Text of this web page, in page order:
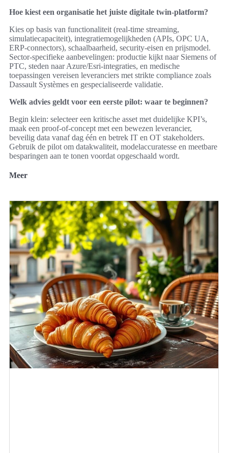
Hoe kiest een organisatie het juiste digitale twin-platform?
Kies op basis van functionaliteit (real-time streaming,
simulatiecapaciteit), integratiemogelijkheden (APIs, OPC UA,
ERP-connectors), schaalbaarheid, security-eisen en prijsmodel.
Sector-specifieke aanbevelingen: productie kijkt naar Siemens of
PTC, steden naar Azure/Esri-integraties, en medische
toepassingen vereisen leveranciers met strikte compliance zoals
Dassault Systèmes en gespecialiseerde validatie.
Welk advies geldt voor een eerste pilot: waar te beginnen?
Begin klein: selecteer een kritische asset met duidelijke KPI’s,
maak een proof-of-concept met een bewezen leverancier,
beveilig data vanaf dag één en betrek IT en OT stakeholders.
Gebruik de pilot om datakwaliteit, modelaccuratesse en meetbare
besparingen aan te tonen voordat opgeschaald wordt.
Meer